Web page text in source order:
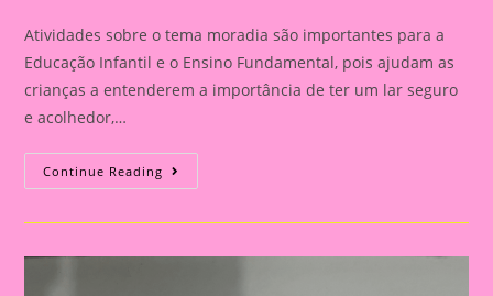
Atividades sobre o tema moradia são importantes para a
Educação Infantil e o Ensino Fundamental, pois ajudam as
crianças a entenderem a importância de ter um lar seguro
e acolhedor,…
Continue Reading Atividade
Com
Tema